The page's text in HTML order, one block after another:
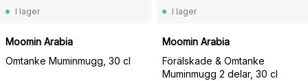
I lager
Moomin Arabia
Omtanke Muminmugg, 30 cl
I lager
Moomin Arabia
Förälskade & Omtanke
Muminmugg 2 delar, 30 cl